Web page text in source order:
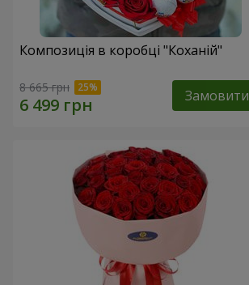
Композиція в коробці "Коханій"
8 665 грн Замовити